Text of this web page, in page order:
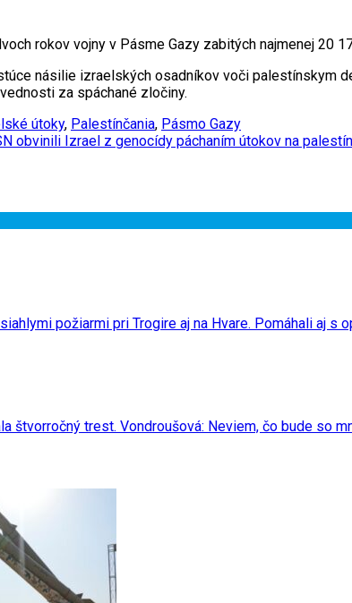
rokov vojny v Pásme Gazy zabitých najmenej 20
násilie izraelských osadníkov voči palestínskym
za spáchané zločiny.
útoky, Palestínčania, Pásmo Gazy
obvinili Izrael z genocídy páchaním útokov na
požiarmi pri Trogire aj na Hvare. Pomáhali aj s
štvorročný trest. Vondroušová: Neviem, čo bude so